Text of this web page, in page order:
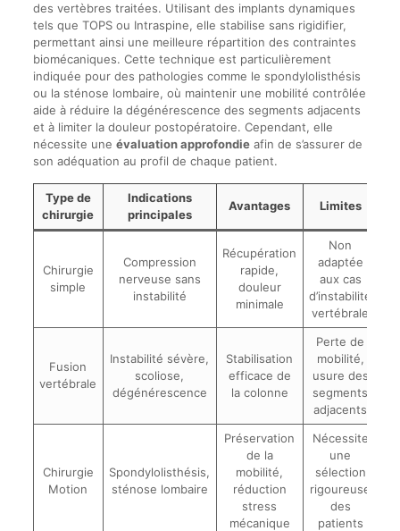
des vertèbres traitées. Utilisant des implants dynamiques
tels que TOPS ou Intraspine, elle stabilise sans rigidifier,
permettant ainsi une meilleure répartition des contraintes
biomécaniques. Cette technique est particulièrement
indiquée pour des pathologies comme le spondylolisthésis
ou la sténose lombaire, où maintenir une mobilité contrôlée
aide à réduire la dégénérescence des segments adjacents
et à limiter la douleur postopératoire. Cependant, elle
nécessite une évaluation approfondieafin de s’assurer de
son adéquation au profil de chaque patient.
Type de
chirurgie
Indications
principales
Avantages Limites
Chirurgie
simple
Compression
nerveuse sans
instabilité
Récupération
rapide,
douleur
minimale
Non
adaptée
aux cas
d’instabilité
vertébrale
Fusion
vertébrale
Instabilité sévère,
scoliose,
dégénérescence
Stabilisation
efficace de
la colonne
Perte de
mobilité,
usure des
segments
adjacents
Chirurgie
Motion
Spondylolisthésis,
sténose lombaire
Préservation
de la
mobilité,
réduction
stress
mécanique
Nécessite
une
sélection
rigoureuse
des
patients